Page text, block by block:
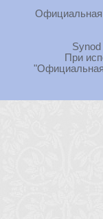
Официальная
При
"Официальная